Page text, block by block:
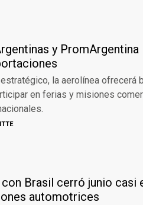
y
la aerolínea ofrecerá
en ferias y misiones
Brasil cerró junio casi
automotrices